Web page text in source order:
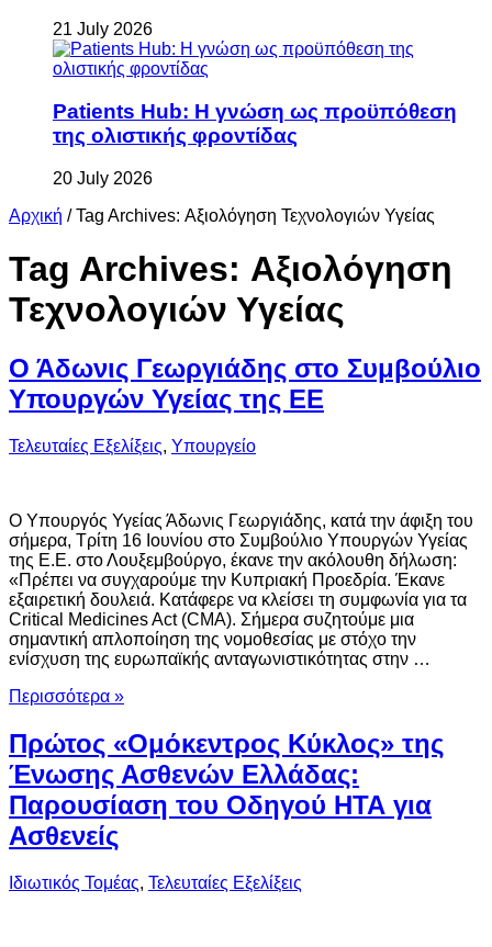
21 July 2026
Patients Hub: Η γνώση ως προϋπόθεση
της ολιστικής φροντίδας
20 July 2026
Αρχική / Tag Archives: Αξιολόγηση Τεχνολογιών Υγείας
Tag Archives: Αξιολόγηση
Τεχνολογιών Υγείας
Ο Άδωνις Γεωργιάδης στο Συμβούλιο
Υπουργών Υγείας της ΕΕ
Τελευταίες Εξελίξεις, Υπουργείο
Ο Υπουργός Υγείας Άδωνις Γεωργιάδης, κατά την άφιξη του
σήμερα, Τρίτη 16 Ιουνίου στο Συμβούλιο Υπουργών Υγείας
της Ε.Ε. στο Λουξεμβούργο, έκανε την ακόλουθη δήλωση:
«Πρέπει να συγχαρούμε την Κυπριακή Προεδρία. Έκανε
εξαιρετική δουλειά. Κατάφερε να κλείσει τη συμφωνία για τα
Critical Medicines Act (CMA). Σήμερα συζητούμε μια
σημαντική απλοποίηση της νομοθεσίας με στόχο την
ενίσχυση της ευρωπαϊκής ανταγωνιστικότητας στην …
Περισσότερα »
Πρώτος «Ομόκεντρος Κύκλος» της
Ένωσης Ασθενών Ελλάδας:
Παρουσίαση του Οδηγού ΗΤΑ για
Ασθενείς
Ιδιωτικός Τομέας, Τελευταίες Εξελίξεις